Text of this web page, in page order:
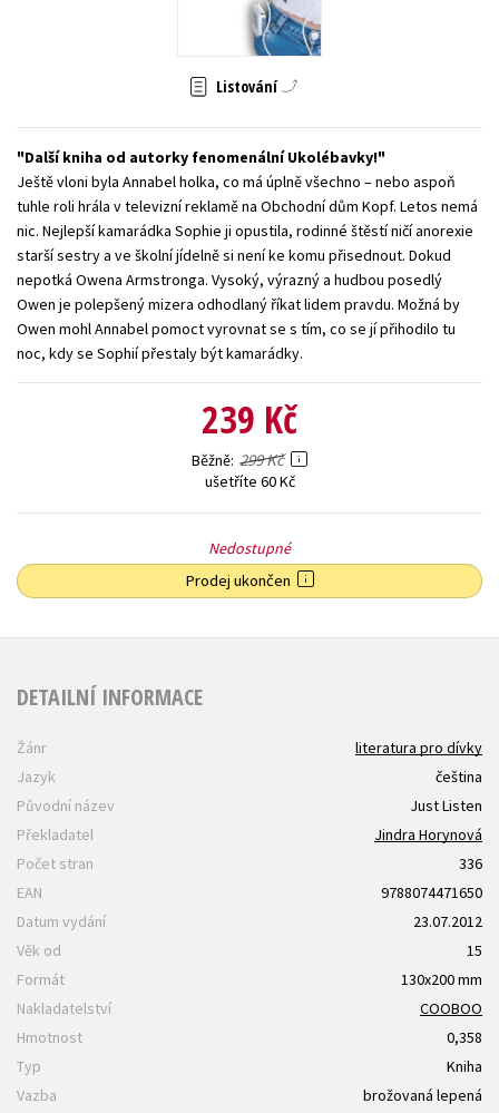
Zahraniční literatura
Všechny tituly
Listování
Další kniha od autorky fenomenální Ukolébavky!
Ještě vloni byla Annabel holka, co má úplně všechno – nebo aspoň
tuhle roli hrála v televizní reklamě na Obchodní dům Kopf. Letos nemá
nic. Nejlepší kamarádka Sophie ji opustila, rodinné štěstí ničí anorexie
starší sestry a ve školní jídelně si není ke komu přisednout. Dokud
nepotká Owena Armstronga. Vysoký, výrazný a hudbou posedlý
Owen je polepšený mizera odhodlaný říkat lidem pravdu. Možná by
Owen mohl Annabel pomoct vyrovnat se s tím, co se jí přihodilo tu
noc, kdy se Sophií přestaly být kamarádky.
239 Kč
Běžně 299 Kč
ušetříte 60 Kč
Nedostupné
Prodej ukončen
DETAILNÍ INFORMACE
Žánr
literatura pro dívky
Jazyk
čeština
Původní název
Just Listen
Překladatel
Jindra Horynová
Počet stran
336
EAN
9788074471650
Datum vydání
23.07.2012
Věk od
15
Formát
130x200 mm
Nakladatelství
COOBOO
Hmotnost
0,358
Typ
Kniha
Vazba
brožovaná lepená